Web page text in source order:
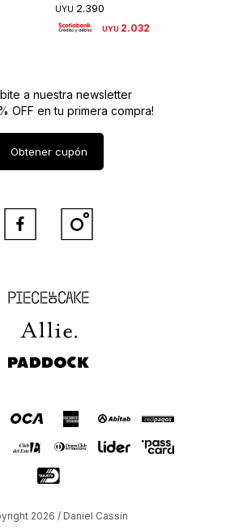
UYU 2.390
UYU 2.032
Piece of Cake
Allie
Paddock
a nuestra newsletter
OFF en tu primera compra!
Obtener cupón
 
2026 / Daniel Cassin